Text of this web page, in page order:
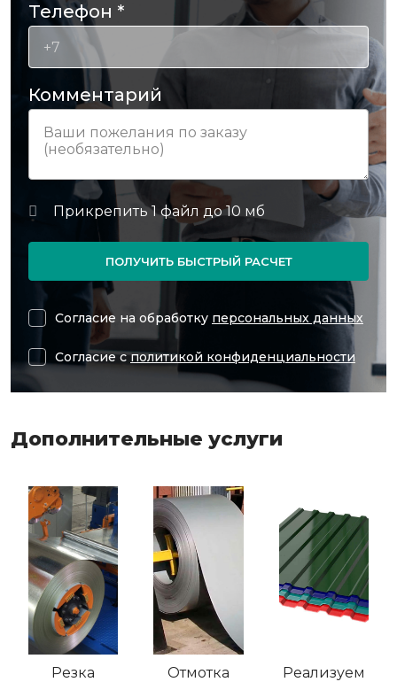
Телефон *
Комментарий
ПОЛУЧИТЬ БЫСТРЫЙ РАСЧЕТ
Согласие на обработку персональных данных
Согласие сполитикой конфиденциальности
Дополнительные услуги
Резка Отмотка Реализуем